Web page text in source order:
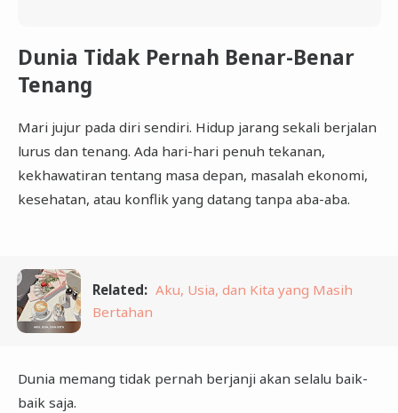
Dunia Tidak Pernah Benar-Benar
Tenang
Mari jujur pada diri sendiri. Hidup jarang sekali berjalan
lurus dan tenang. Ada hari-hari penuh tekanan,
kekhawatiran tentang masa depan, masalah ekonomi,
kesehatan, atau konflik yang datang tanpa aba-aba.
Related: Aku, Usia, dan Kita yang Masih
Bertahan
Dunia memang tidak pernah berjanji akan selalu baik-
baik saja.